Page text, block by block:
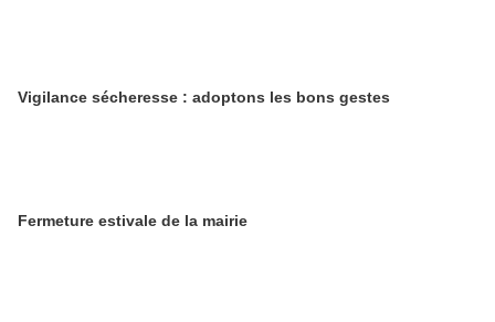
Vigilance sécheresse : adoptons les bons gestes
​​​​​​​Fermeture estivale de la mairie